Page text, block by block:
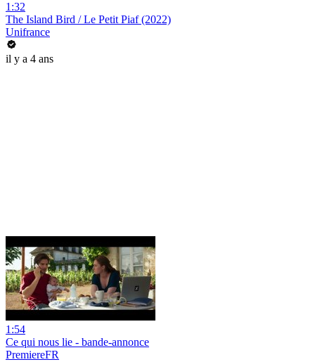
1:32
The Island Bird / Le Petit Piaf (2022)
Unifrance
il y a 4 ans
1:54
Ce qui nous lie - bande-annonce
PremiereFR